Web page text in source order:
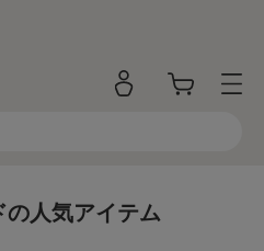
の人気アイテム